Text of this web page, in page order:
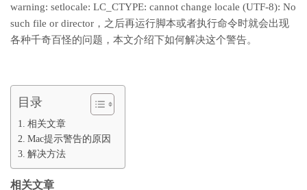
warning: setlocale: LC_CTYPE: cannot change locale (UTF-8): No
such file or director，之后再运行脚本或者执行命令时就会出现
各种千奇百怪的问题，本文介绍下如何解决这个警告。
目录
相关文章
Mac提示警告的原因
解决方法
相关文章